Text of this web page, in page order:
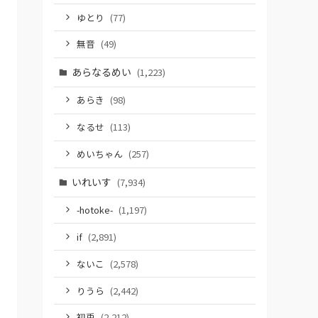
ゆとり (77)
無音 (49)
あらなるめい (1,223)
あらき (98)
なるせ (113)
めいちゃん (257)
いれいす (7,934)
-hotoke- (1,197)
if (2,891)
ないこ (2,578)
りうら (2,442)